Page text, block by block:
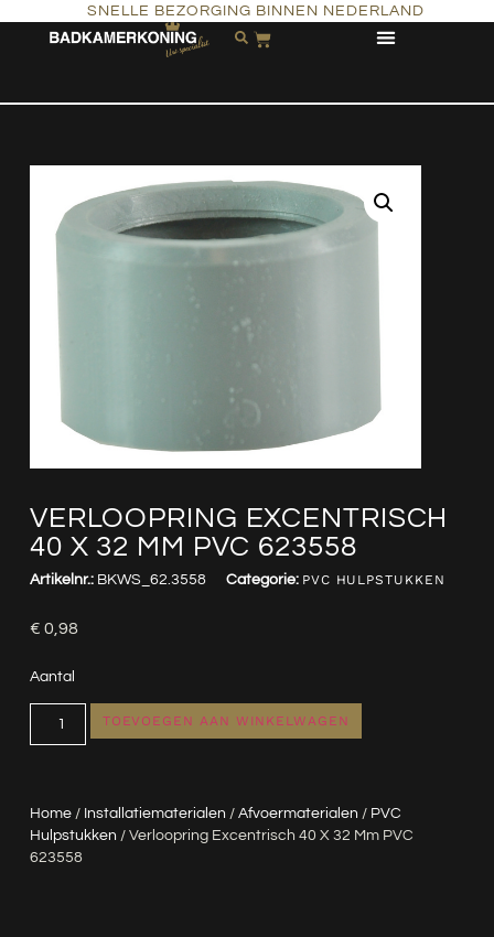
SNELLE BEZORGING BINNEN NEDERLAND
VERLOOPRING EXCENTRISCH
40 X 32 MM PVC 623558
Home/ Installatiematerialen / Afvoermaterialen / PVC
Hulpstukken / Verloopring Excentrisch 40 X 32 Mm PVC
623558
Artikelnr.: BKWS_62.3558 Categorie: PVC HULPSTUKKEN
€ 0,98
Aantal
TOEVOEGEN AAN WINKELWAGEN